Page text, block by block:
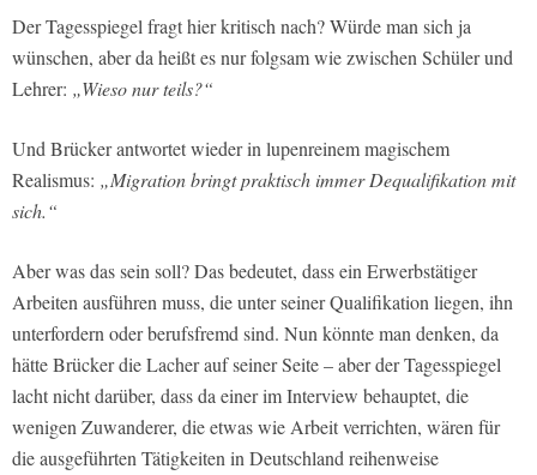
Der Tagesspiegel fragt hier kritisch nach? Würde man sich ja
wünschen, aber da heißt es nur folgsam wie zwischen Schüler und
Lehrer: „Wieso nur teils?“
Und Brücker antwortet wieder in lupenreinem magischem
Realismus: „Migration bringt praktisch immer Dequalifikation mit
sich.“
Aber was das sein soll? Das bedeutet, dass ein Erwerbstätiger
Arbeiten ausführen muss, die unter seiner Qualifikation liegen, ihn
unterfordern oder berufsfremd sind. Nun könnte man denken, da
hätte Brücker die Lacher auf seiner Seite – aber der Tagesspiegel
lacht nicht darüber, dass da einer im Interview behauptet, die
wenigen Zuwanderer, die etwas wie Arbeit verrichten, wären für
die ausgeführten Tätigkeiten in Deutschland reihenweise